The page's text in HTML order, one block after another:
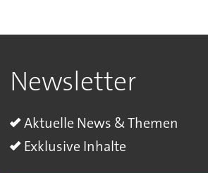
Newsletter
Aktuelle News & Themen
Exklusive Inhalte